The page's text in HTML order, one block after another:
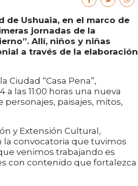
de Ushuaia, en el marco de
jornadas de la
Allí, niños y niñas
a través de la elaboración
“Casa Pena”,
las 11:00 horas una nueva
paisajes, mitos,
y Extensión Cultural,
la convocatoria que tuvimos
venimos trabajando es
con contenido que fortalezca